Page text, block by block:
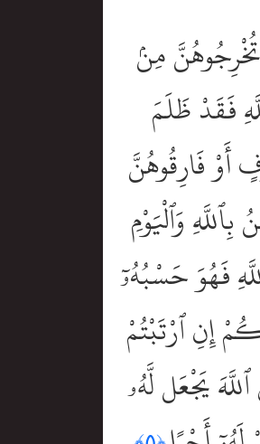
مِنۢ
فَقَدْ ظَلَمَ
أَوْ فَارِقُوهُنَّ
وَٱلْيَوْمِ
فَهُوَ حَسْبُهُۥٓ
إِنِ ٱرْتَبْتُمْ
يَجْعَل لَّهُۥ